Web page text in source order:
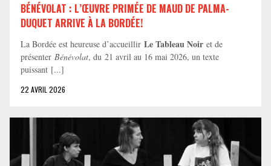
BÉNÉVOLAT : L’ŒUVRE PRIMÉE DE MAUD DE PALMA-
DUQUET ARRIVE À LA BORDÉE!
La Bordée est heureuse d’accueillir Le Tableau Noir et de
présenter Bénévolat, du 21 avril au 16 mai 2026, un texte
puissant [...]
22 AVRIL 2026